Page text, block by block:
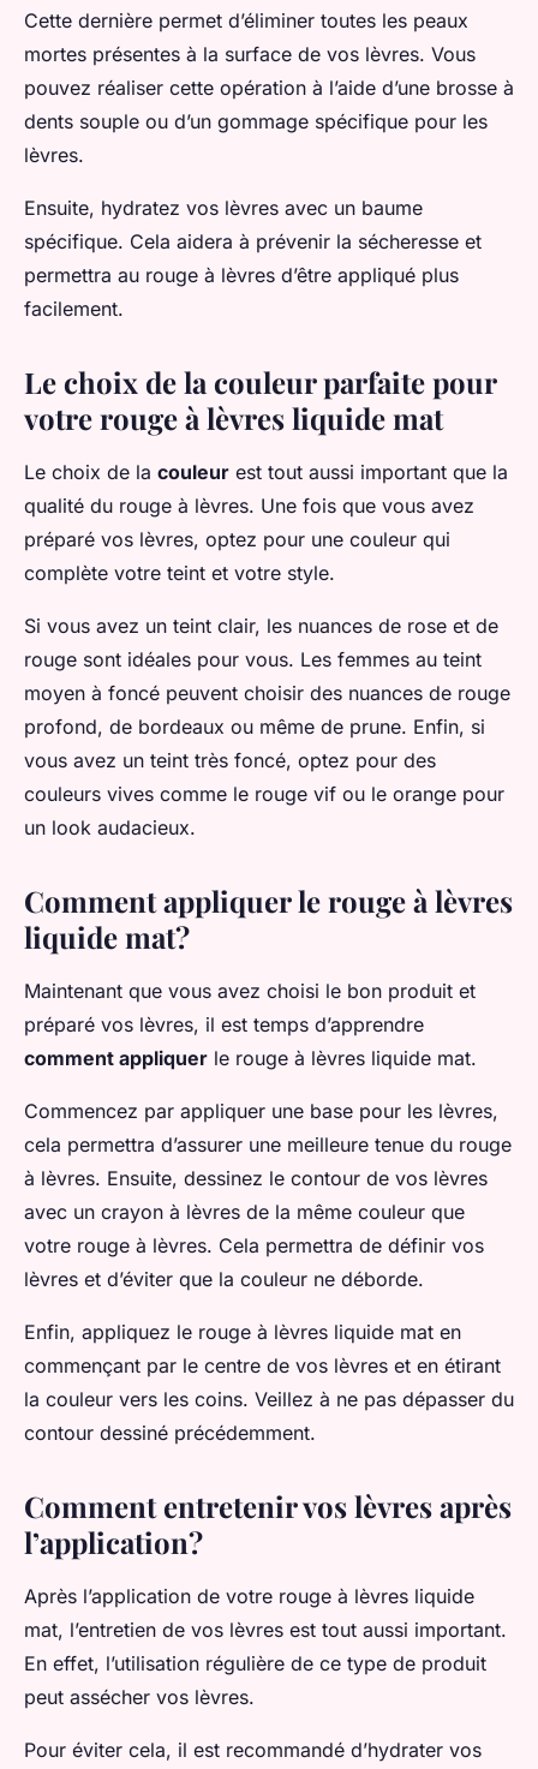
Cette dernière permet d’éliminer toutes les peaux
mortes présentes à la surface de vos lèvres. Vous
pouvez réaliser cette opération à l’aide d’une brosse à
dents souple ou d’un gommage spécifique pour les
lèvres.
Ensuite, hydratez vos lèvres avec un baume
spécifique. Cela aidera à prévenir la sécheresse et
permettra au rouge à lèvres d’être appliqué plus
facilement.
Le choix de la couleur parfaite pour
votre rouge à lèvres liquide mat
Le choix de la couleur est tout aussi important que la
qualité du rouge à lèvres. Une fois que vous avez
préparé vos lèvres, optez pour une couleur qui
complète votre teint et votre style.
Si vous avez un teint clair, les nuances de rose et de
rouge sont idéales pour vous. Les femmes au teint
moyen à foncé peuvent choisir des nuances de rouge
profond, de bordeaux ou même de prune. Enfin, si
vous avez un teint très foncé, optez pour des
couleurs vives comme le rouge vif ou le orange pour
un look audacieux.
Comment appliquer le rouge à lèvres
liquide mat?
Maintenant que vous avez choisi le bon produit et
préparé vos lèvres, il est temps d’apprendre
comment appliquer le rouge à lèvres liquide mat.
Commencez par appliquer une base pour les lèvres,
cela permettra d’assurer une meilleure tenue du rouge
à lèvres. Ensuite, dessinez le contour de vos lèvres
avec un crayon à lèvres de la même couleur que
votre rouge à lèvres. Cela permettra de définir vos
lèvres et d’éviter que la couleur ne déborde.
Enfin, appliquez le rouge à lèvres liquide mat en
commençant par le centre de vos lèvres et en étirant
la couleur vers les coins. Veillez à ne pas dépasser du
contour dessiné précédemment.
Comment entretenir vos lèvres après
l’application?
Après l’application de votre rouge à lèvres liquide
mat, l’entretien de vos lèvres est tout aussi important.
En effet, l’utilisation régulière de ce type de produit
peut assécher vos lèvres.
Pour éviter cela, il est recommandé d’hydrater vos